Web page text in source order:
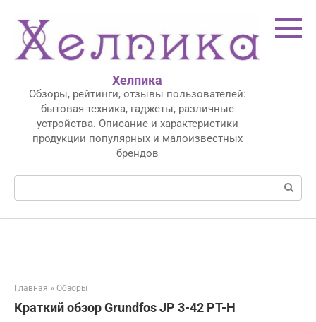
контенту
Хелпика
Обзоры, рейтинги, отзывы пользователей:
бытовая техника, гаджеты, различные
устройства. Описание и характеристики
продукции популярных и малоизвестных
брендов
Поиск:
Главная » Обзоры
Краткий обзор Grundfos JP 3-42 PT-H